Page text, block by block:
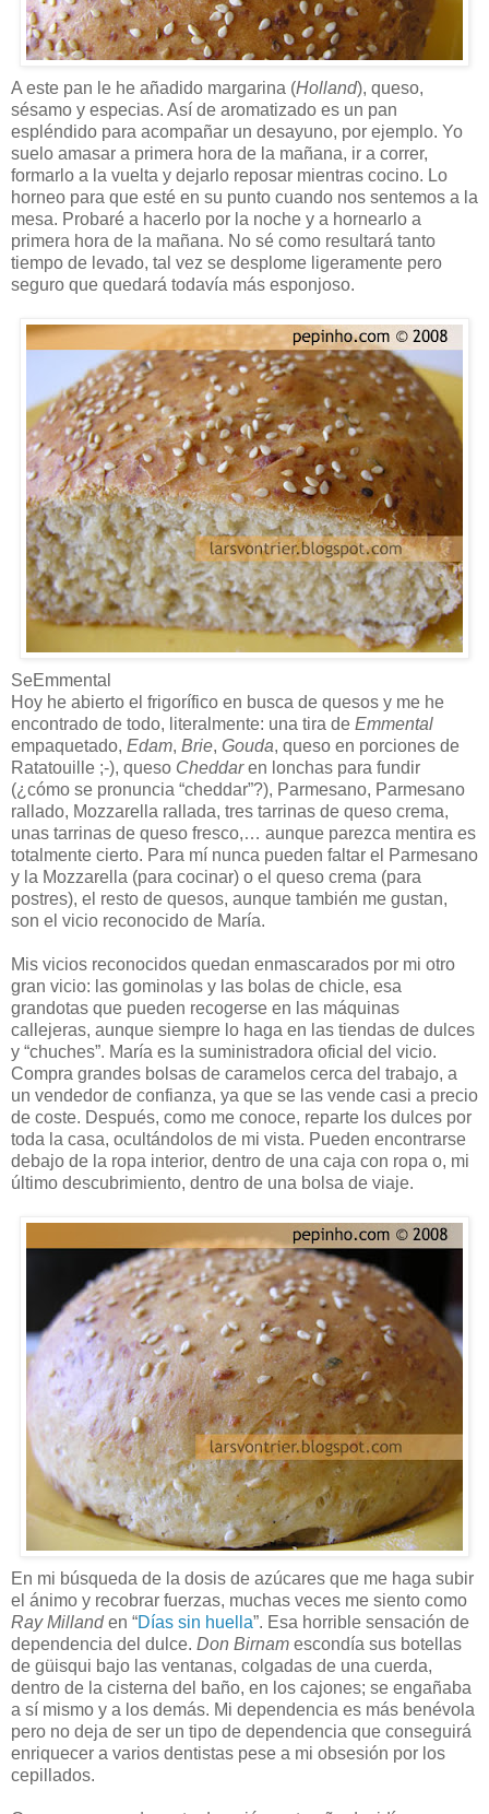
A este pan le he añadido margarina (Holland), queso,
sésamo y especias. Así de aromatizado es un pan
espléndido para acompañar un desayuno, por ejemplo. Yo
suelo amasar a primera hora de la mañana, ir a correr,
formarlo a la vuelta y dejarlo reposar mientras cocino. Lo
horneo para que esté en su punto cuando nos sentemos a la
mesa. Probaré a hacerlo por la noche y a hornearlo a
primera hora de la mañana. No sé como resultará tanto
tiempo de levado, tal vez se desplome ligeramente pero
seguro que quedará todavía más esponjoso.
SeEmmental
Hoy he abierto el frigorífico en busca de quesos y me he
encontrado de todo, literalmente: una tira de Emmental
empaquetado, Edam, Brie, Gouda, queso en porciones de
Ratatouille ;-), queso Cheddaren lonchas para fundir
(¿cómo se pronuncia “cheddar”?), Parmesano, Parmesano
rallado, Mozzarella rallada, tres tarrinas de queso crema,
unas tarrinas de queso fresco,… aunque parezca mentira es
totalmente cierto. Para mí nunca pueden faltar el Parmesano
y la Mozzarella (para cocinar) o el queso crema (para
postres), el resto de quesos, aunque también me gustan,
son el vicio reconocido de María.
Mis vicios reconocidos quedan enmascarados por mi otro
gran vicio: las gominolas y las bolas de chicle, esa
grandotas que pueden recogerse en las máquinas
callejeras, aunque siempre lo haga en las tiendas de dulces
y “chuches”. María es la suministradora oficial del vicio.
Compra grandes bolsas de caramelos cerca del trabajo, a
un vendedor de confianza, ya que se las vende casi a precio
de coste. Después, como me conoce, reparte los dulces por
toda la casa, ocultándolos de mi vista. Pueden encontrarse
debajo de la ropa interior, dentro de una caja con ropa o, mi
último descubrimiento, dentro de una bolsa de viaje.
En mi búsqueda de la dosis de azúcares que me haga subir
el ánimo y recobrar fuerzas, muchas veces me siento como
Ray Millanden “Días sin huella”. Esa horrible sensación de
dependencia del dulce. Don Birnam escondía sus botellas
de güisqui bajo las ventanas, colgadas de una cuerda,
dentro de la cisterna del baño, en los cajones; se engañaba
a sí mismo y a los demás. Mi dependencia es más benévola
pero no deja de ser un tipo de dependencia que conseguirá
enriquecer a varios dentistas pese a mi obsesión por los
cepillados.